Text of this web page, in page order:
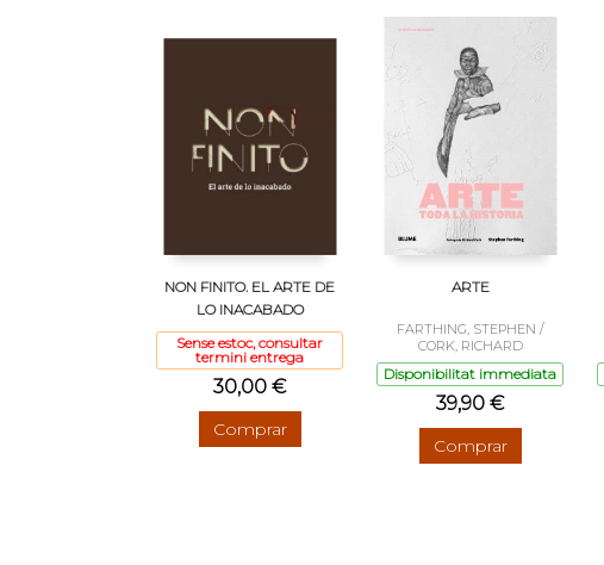
NON FINITO. EL ARTE DE
LO INACABADO
Sense estoc, consultar
termini entrega
30,00 €
Comprar
ARTE
FARTHING, STEPHEN /
CORK, RICHARD
Disponibilitat immediata
39,90 €
Comprar